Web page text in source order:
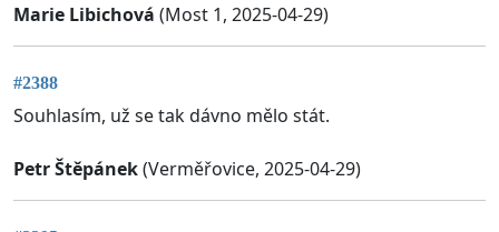
Marie Libichová (Most 1, 2025-04-29)
#2388
Souhlasím, už se tak dávno mělo stát.
Petr Štěpánek(Verměřovice, 2025-04-29)